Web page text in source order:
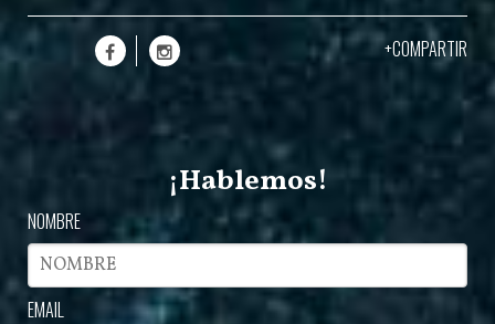
+COMPARTIR
¡Hablemos!
NOMBRE
EMAIL